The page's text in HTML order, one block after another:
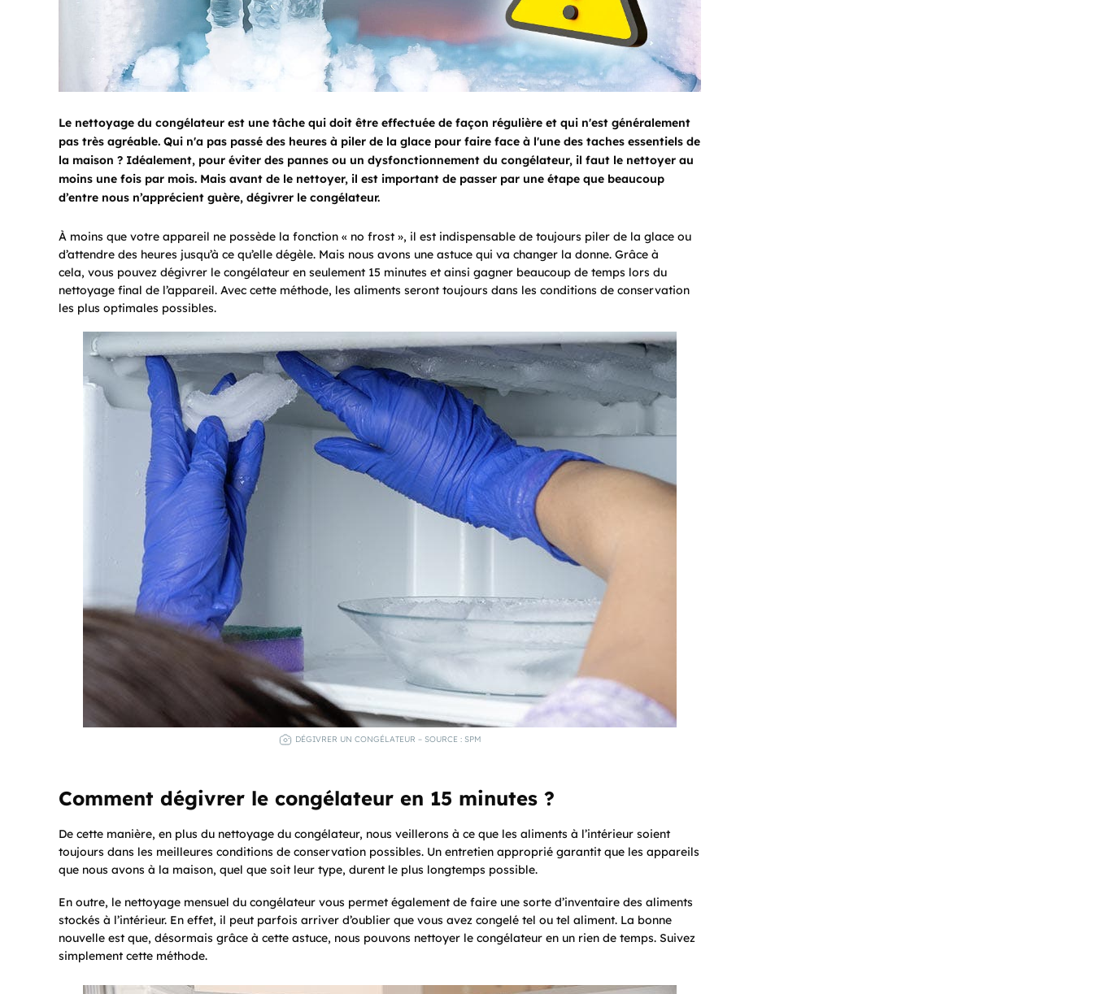
Le nettoyage du congélateur est une tâche qui doit être effectuée de façon régulière et qui n'est généralement
pas très agréable. Qui n'a pas passé des heures à piler de la glace pour faire face à l'une des taches essentiels de
la maison ? Idéalement, pour éviter des pannes ou un dysfonctionnement du congélateur, il faut le nettoyer au
moins une fois par mois. Mais avant de le nettoyer, il est important de passer par une étape que beaucoup
d’entre nous n’apprécient guère, dégivrer le congélateur.
À moins que votre appareil ne possède la fonction « no frost », il est indispensable de toujours piler de la glace ou
d’attendre des heures jusqu’à ce qu’elle dégèle. Mais nous avons une astuce qui va changer la donne. Grâce à
cela, vous pouvez dégivrer le congélateur en seulement 15 minutes et ainsi gagner beaucoup de temps lors du
nettoyage final de l’appareil. Avec cette méthode, les aliments seront toujours dans les conditions de conservation
les plus optimales possibles.
DÉGIVRER UN CONGÉLATEUR – SOURCE : SPM
Comment dégivrer le congélateur en 15 minutes ?
De cette manière, en plus du nettoyage du congélateur, nous veillerons à ce que les aliments à l’intérieur soient
toujours dans les meilleures conditions de conservation possibles. Un entretien approprié garantit que les appareils
que nous avons à la maison, quel que soit leur type, durent le plus longtemps possible.
En outre, le nettoyage mensuel du congélateur vous permet également de faire une sorte d’inventaire des aliments
stockés à l’intérieur. En effet, il peut parfois arriver d’oublier que vous avez congelé tel ou tel aliment. La bonne
nouvelle est que, désormais grâce à cette astuce, nous pouvons nettoyer le congélateur en un rien de temps. Suivez
simplement cette méthode.